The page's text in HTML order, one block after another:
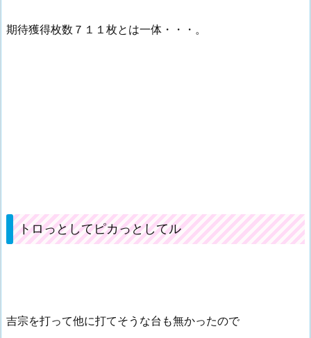
期待獲得枚数７１１枚とは一体・・・。
トロっとしてピカっとしてル
吉宗を打って他に打てそうな台も無かったので